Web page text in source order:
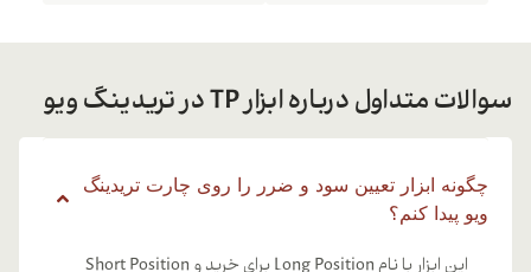
سوالات متداول درباره ابزار TP در تریدینگ ویو
چگونه ابزار تعیین سود و ضرر را روی چارت تریدینگ
ویو پیدا کنم؟